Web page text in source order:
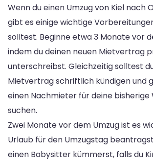
Wenn du einen Umzug von Kiel nach
gibt es einige wichtige
solltest. Beginne etwa 3 Monate vor
indem du deinen neuen Mietvertrag
unterschreibst. Gleichzeitig solltest
Mietvertrag schriftlich kündigen und
einen Nachmieter für deine bisherige
suchen.
Zwei Monate vor dem Umzug ist es
Urlaub für den Umzugstag
einen Babysitter kümmerst, falls du